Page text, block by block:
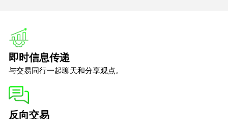
即时信息传递
与交易同行一起聊天和分享观点。
反向交易